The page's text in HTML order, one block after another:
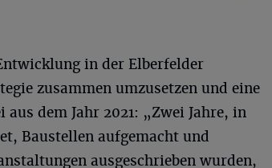
in der Elberfelder
zusammen umzusetzen und eine
dem Jahr 2021: „Zwei Jahre, in
Baustellen aufgemacht und
ausgeschrieben wurden,